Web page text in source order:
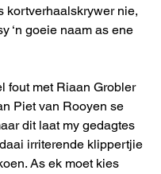
kortverhaalskrywer nie,
‘n goeie naam as ene
fout met Riaan Grobler
Piet van Rooyen se
dit laat my gedagtes
irriterende klippertjie
As ek moet kies